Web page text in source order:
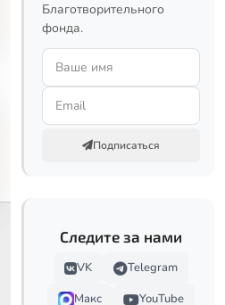
Благотворительного
фонда.
Подписаться
Следите за нами
VK
Telegram
Макс
YouTube